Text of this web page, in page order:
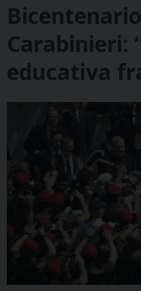
Carabinieri:
educativa